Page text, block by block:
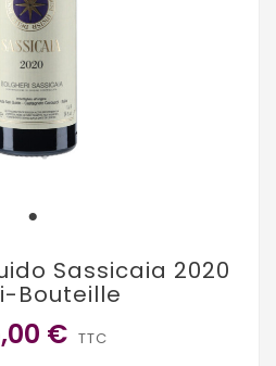
Sassicaia 2020
Bouteille
€ TTC